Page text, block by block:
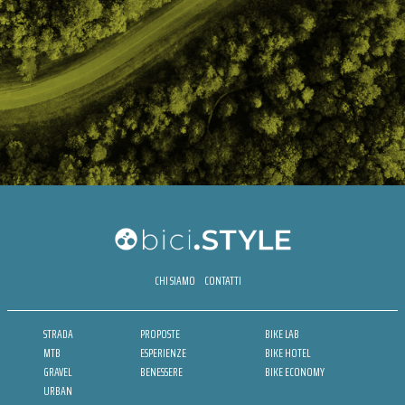
CHI SIAMO CONTATTI
STRADA
MTB
GRAVEL
URBAN
PROPOSTE
ESPERIENZE
BENESSERE
BIKE LAB
BIKE HOTEL
BIKE ECONOMY